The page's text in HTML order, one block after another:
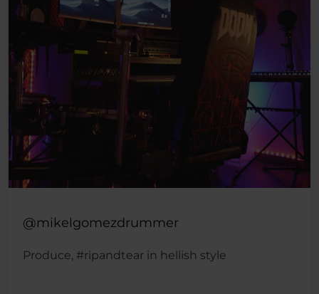
@mikelgomezdrummer
Produce, #ripandtear in hellish style